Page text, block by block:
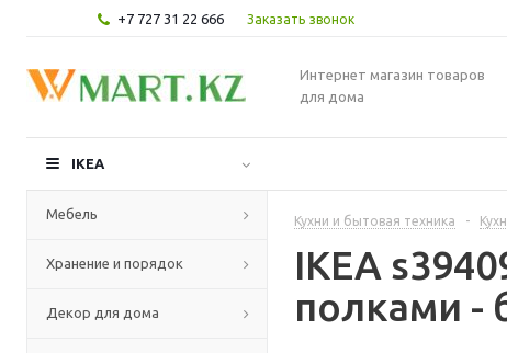
+7 727 31 22 666 Заказать звонок
Интернет магазин товаров
для дома
IKEA
Мебель
Хранение и порядок
Декор для дома
Кухни и бытовая техника -
IKEA
полками -